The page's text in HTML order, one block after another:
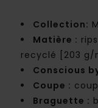
Collection:
Matière :
recyclé [203 g/
Conscious
Coupe :
Braguette :